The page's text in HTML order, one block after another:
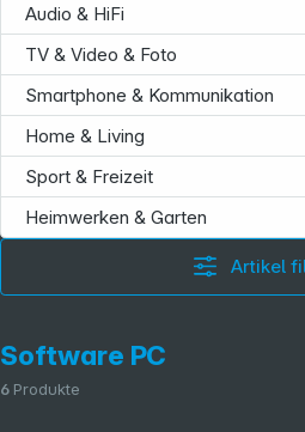
Audio & HiFi
TV & Video & Foto
Smartphone & Kommunikation
Home & Living
Sport & Freizeit
Heimwerken & Garten
Artikel
Software PC
6 Produkte
Folgen Sie